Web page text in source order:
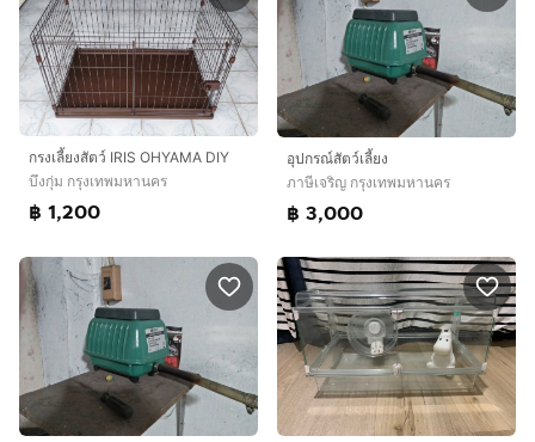
กรงเลี้ยงสัตว์ IRIS OHYAMA DIY
บึงกุ่ม กรุงเทพมหานคร
฿ 1,200
อุปกรณ์สัตว์เลี้ยง
ภาษีเจริญ กรุงเทพมหานคร
฿ 3,000